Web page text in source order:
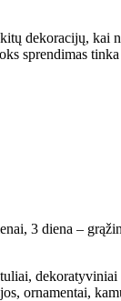
dekoracijų,
sprendimas
3 diena –
ornamentai,